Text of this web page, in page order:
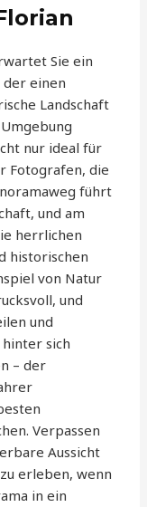
Sie ein
einen
Landschaft
nur ideal für
Fotografen, die
führt
und am
herrlichen
historischen
von Natur
und
und
hinter sich
– der
Verpassen
Aussicht
erleben, wenn
in ein